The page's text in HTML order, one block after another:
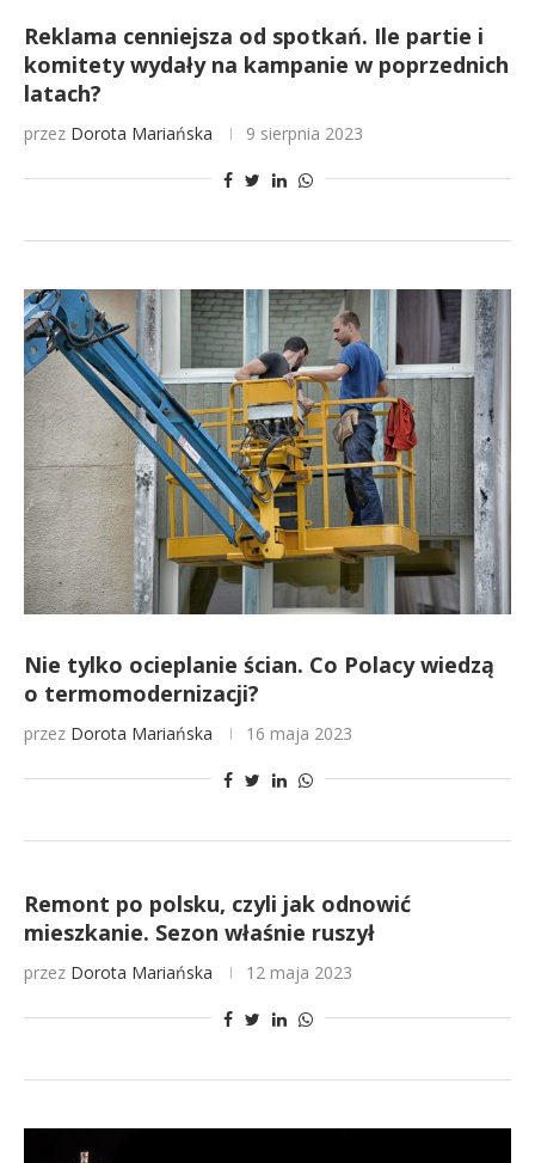
Reklama cenniejsza od spotkań. Ile partie i
komitety wydały na kampanie w poprzednich
latach?
przez Dorota Mariańska 9 sierpnia 2023
Nie tylko ocieplanie ścian. Co Polacy wiedzą
o termomodernizacji?
przez Dorota Mariańska 16 maja 2023
Remont po polsku, czyli jak odnowić
mieszkanie. Sezon właśnie ruszył
przez Dorota Mariańska 12 maja 2023